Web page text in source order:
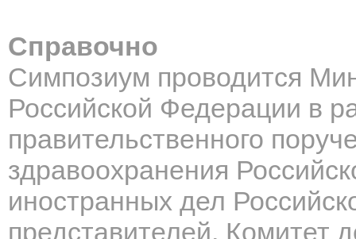
Справочно
Симпозиум проводится
Российской Федерации в
правительственного
здравоохранения
иностранных дел
представителей, Комитет